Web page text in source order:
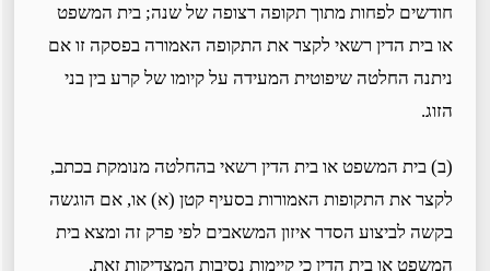
חודשים לפחות מתוך תקופה רצופה של שנה; בית המשפט
או בית הדין רשאי לקצר את התקופה האמורה בפסקה זו אם
ניתנה החלטה שיפוטית המעידה על קיומו של קרע בין בני
הזוג.
(ב) בית המשפט או בית הדין רשאי בהחלטה מנומקת בכתב,
לקצר את התקופות האמורות בסעיף קטן (א) או, אם הוגשה
בקשה לביצוע הסדר איזון המשאבים לפי פרק זה ומצא בית
המשפט או בית הדין כי קיימות נסיבות המצדיקות זאת,